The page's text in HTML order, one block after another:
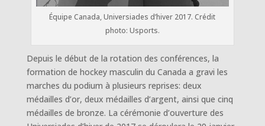
Équipe Canada, Universiades d’hiver 2017. Crédit
photo: Usports.
Depuis le début de la rotation des conférences, la
formation de hockey masculin du Canada a gravi les
marches du podium à plusieurs reprises: deux
médailles d’or, deux médailles d’argent, ainsi que cinq
médailles de bronze. La cérémonie d’ouverture des